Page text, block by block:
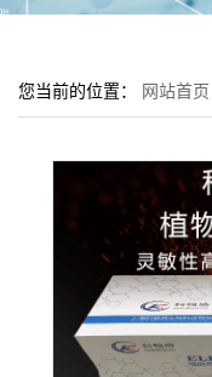
您当前的位置： 网站首页